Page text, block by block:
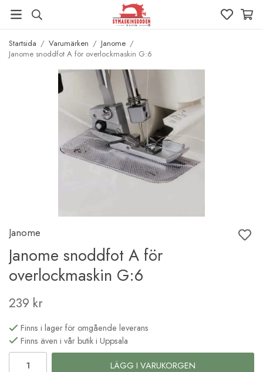
Startsida / Varumärken / Janome /
Janome snoddfot A för overlockmaskin G:6
Janome
Janome snoddfot A för
overlockmaskin G:6
239 kr
Finns i lager för omgående leverans
Finns även i vår butik i Uppsala
LÄGG I VARUKORGEN